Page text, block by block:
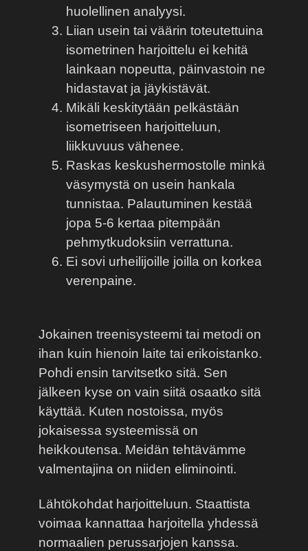
huolellinen analyysi.
Liian usein tai väärin toteutettuina
isometrinen harjoittelu ei kehitä
lainkaan nopeutta, päinvastoin ne
hidastavat ja jäykistävät.
Mikäli keskitytään pelkästään
isometriseen harjoitteluun,
liikkuvuus vähenee.
Raskas keskushermostolle minkä
väsymystä on usein hankala
tunnistaa. Palautuminen kestää
jopa 5-6 kertaa pitempään
pehmytkudoksiin verrattuna.
Ei sovi urheilijoille joilla on korkea
verenpaine.
Jokainen treenisysteemi tai metodi on
ihan kuin hienoin laite tai erikoistanko.
Pohdi ensin tarvitsetko sitä. Sen
jälkeen kyse on vain siitä osaatko sitä
käyttää. Kuten nostoissa, myös
jokaisessa systeemissä on
heikkoutensa. Meidän tehtävämme
valmentajina on niiden eliminointi.
Lähtökohdat harjoitteluun. Staattista
voimaa kannattaa harjoitella yhdessä
normaalien perussarjojen kanssa.